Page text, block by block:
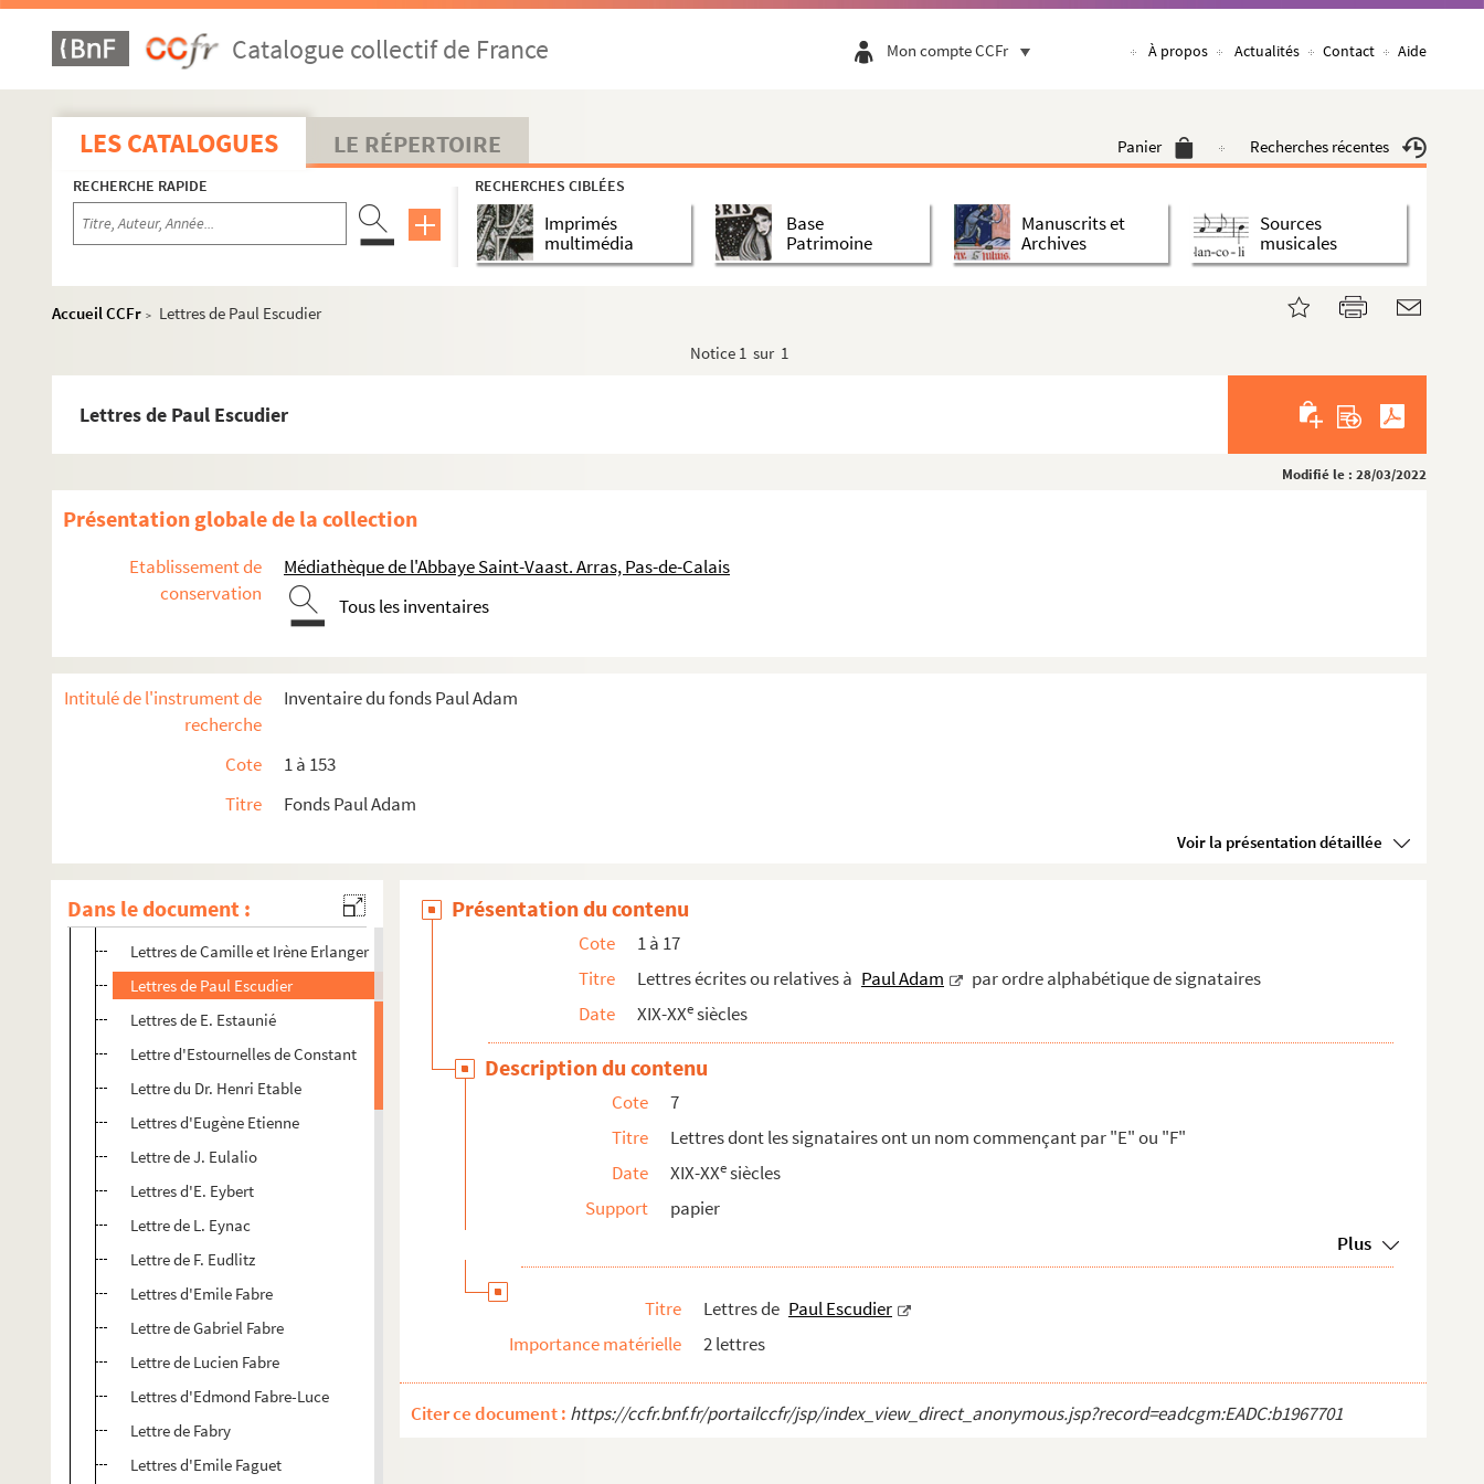
Catalogue collectif de France Mon compte CCFr À propos Actualités Contact Aide
LES CATALOGUES LE RÉPERTOIRE Panier Recherches récentes
RECHERCHE RAPIDE RECHERCHES CIBLÉES
Imprimés
multimédia
Base
Patrimoine
Manuscrits et
Archives
Sources
musicales
Accueil CCFr >
Lettres de Paul Escudier
Notice 1 sur 1
Lettres de Paul Escudier
Modifié le : 28/03/2022
Présentation globale de la collection
Etablissement de
conservation
Médiathèque de l'Abbaye Saint-Vaast. Arras, Pas-de-Calais
Tous les inventaires
Intitulé de l'instrument de
recherche
Inventaire du fonds Paul Adam
Cote
1 à 153
Titre
Fonds Paul Adam
Voir la présentation détaillée
Dans le document :
4. Lettres dont les signataires ont un nom commençant par "Ca-Ci"
5. Lettres dont les signataires ont un nom commençant par "Cl-Cu"
6. Lettres dont les signataires ont un nom commençant par "D"
Carte de visite de Victor Eftimiu
Lettre de M. d'Eichtal
Lettre de F. Engerand
Dessin de Eredia
Lettres d'Erlande
Lettres de Camille et Irène Erlanger
Lettres de Paul Escudier
Lettres de E. Estaunié
Lettre d'Estournelles de Constant
Lettre du Dr. Henri Etable
Lettres d'Eugène Etienne
Lettre de J. Eulalio
Lettres d'E. Eybert
Lettre de L. Eynac
Lettre de F. Eudlitz
Lettres d'Emile Fabre
Lettre de Gabriel Fabre
Lettre de Lucien Fabre
Lettres d'Edmond Fabre-Luce
Lettre de Fabry
Lettres d'Emile Faguet
Présentation du contenu
Cote
1 à 17
Titre
Lettres écrites ou relatives à Paul Adam
par ordre alphabétique de signataires
Date
XIX-XXesiècles
Description du contenu
Cote
7
Titre
Lettres dont les signataires ont un nom commençant par "E" ou "F"
Date
XIX-XXesiècles
Support
papier
Plus
Titre Lettres de Paul Escudier
Importance matérielle
2 lettres
Citer ce document : https://ccfr.bnf.fr/portailccfr/jsp/index_view_direct_anonymous.jsp?record=eadcgm:EADC:b1967701